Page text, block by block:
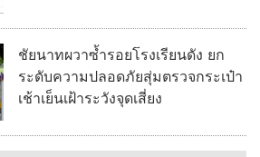
ชัยนาทผวาซ้ำรอยโรงเรียนดัง ยก
ระดับความปลอดภัยสุ่มตรวจกระเป๋า
เช้าเย็นเฝ้าระวังจุดเสี่ยง